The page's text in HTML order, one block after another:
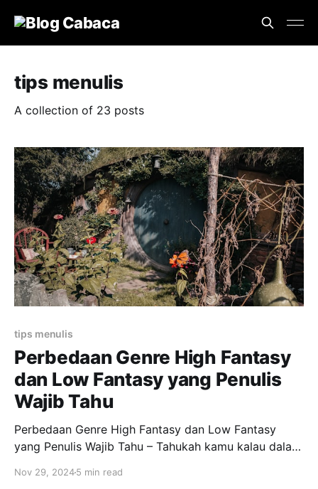
tips menulis
A collection of 23 posts
tips menulis
Perbedaan Genre High Fantasy
dan Low Fantasy yang Penulis
Wajib Tahu
Perbedaan Genre High Fantasy dan Low Fantasy
yang Penulis Wajib Tahu – Tahukah kamu kalau dalam
fantasy? Kedua subkategori tersebut tentu memiliki
Nov 29, 20245 min read